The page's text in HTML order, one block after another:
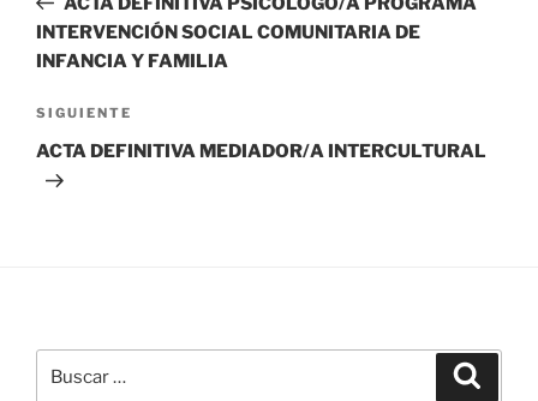
entradas
INTERVENCIÓN SOCIAL COMUNITARIA DE
INFANCIA Y FAMILIA
Siguiente
entrada
SIGUIENTE
ACTA DEFINITIVA MEDIADOR/A INTERCULTURAL
por: